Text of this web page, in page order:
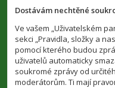
Dostávám nechtěné
Ve vašem „Uživatelském
sekci „Pravidla, složky a
pomocí kterého budou
uživatelů automaticky
soukromé zprávy od
moderátorům. Ti mají